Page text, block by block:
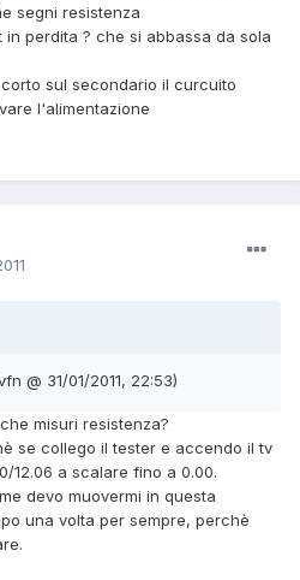
segni resistenza
in perdita ? che si abbassa da sola
sul secondario il curcuito
l'alimentazione
@ 31/01/2011, 22:53)
misuri resistenza?
se collego il tester e accendo il tv
12.06 a scalare fino a 0.00.
devo muovermi in questa
una volta per sempre, perchè